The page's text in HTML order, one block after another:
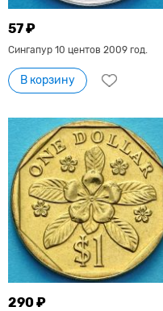
57 ₽
Сингапур 10 центов 2009 год.
В корзину
290 ₽